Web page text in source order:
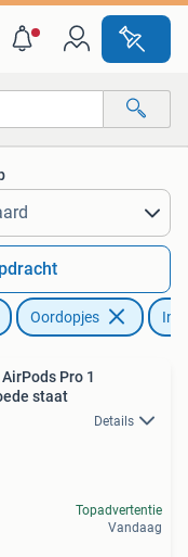
Oordopjes In
Pro 1
staat
Details
Topadvertentie
Vandaag